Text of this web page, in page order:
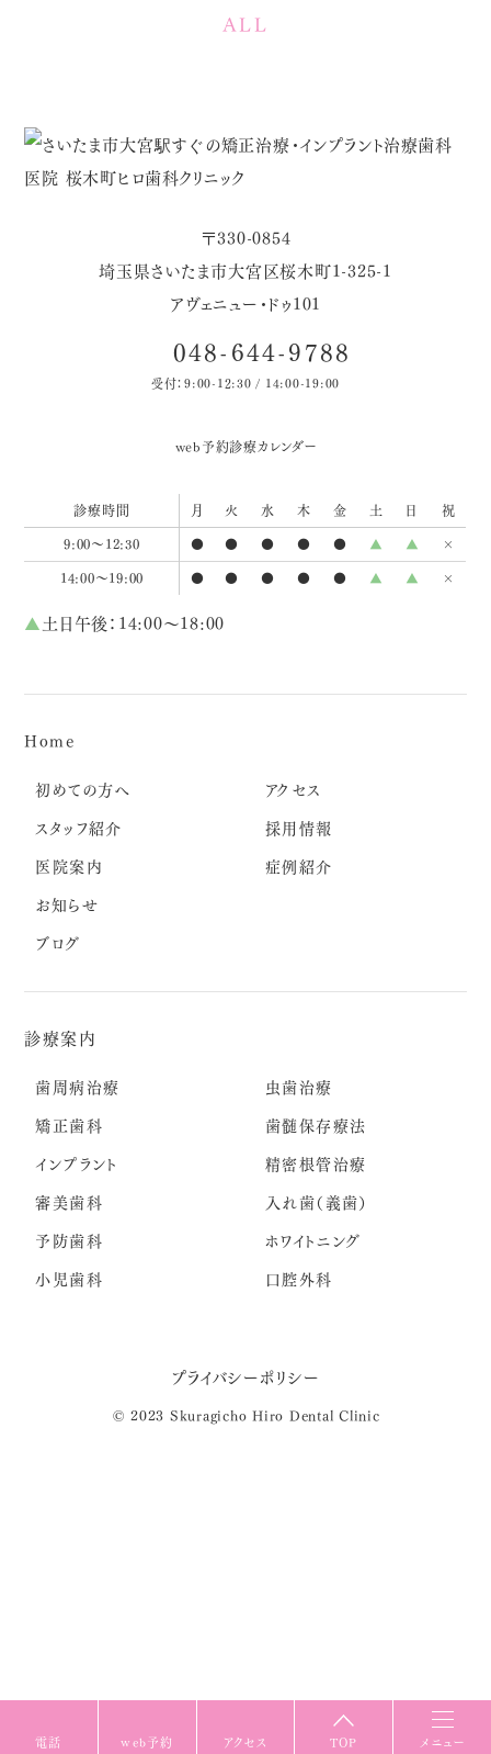
ALL
電話 web予約 アクセス TOP メニュー
〒330-0854
埼玉県さいたま市大宮区桜木町1-325-1
アヴェニュー・ドゥ101
048-644-9788
受付：9:00-12:30 / 14:00-19:00
web予約診療カレンダー
診療時間 月 火 水 木 金 土 日
祝
9:00～12:30
● ● ● ● ● ▲ ▲
×
14:00～19:00
● ● ● ● ● ▲ ▲ ×
▲土日午後：14:00～18:00
Home
初めての方へ
スタッフ紹介
医院案内
アクセス
採用情報
症例紹介
お知らせ
ブログ
診療案内
歯周病治療
矯正歯科
インプラント
虫歯治療
歯髄保存療法
精密根管治療
審美歯科
予防歯科
小児歯科
入れ歯（義歯）
ホワイトニング
口腔外科
プライバシーポリシー
© 2023 Skuragicho Hiro Dental Clinic